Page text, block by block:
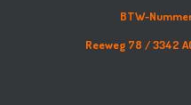
BTW-
Reeweg 78 /3342